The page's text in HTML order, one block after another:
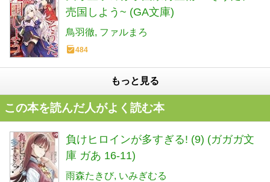
売国しよう~ (GA文庫)
鳥羽徹 ファルまろ
484
もっと見る
この本を読んだ人がよく読む本
負けヒロインが多すぎる! (9) (ガガガ文
庫 ガあ 16-11)
雨森たきび いみぎむる